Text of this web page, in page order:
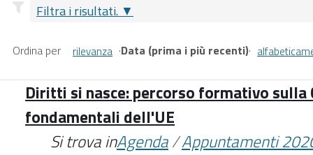
Filtra i risultati.
Ordina per rilevanza ·Data (prima i più recenti)·
Diritti si nasce: percorso formativo
fondamentali dell'UE
Si trova inAgenda/Appuntamenti